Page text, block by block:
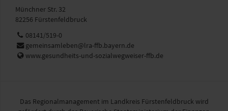
Münchner Str. 32
82256 Fürstenfeldbruck
Telefon:
08141/519-0
E-
Mail:
gemeinsamleben@lra-ffb.bayern.de
Web:
www.gesundheits-und-sozialwegweiser-ffb.de
Das Regionalmanagement im Landkreis Fürstenfeldbruck wird